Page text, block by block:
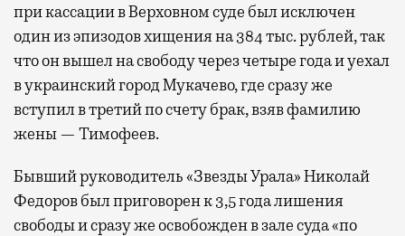
при кассации в Верховном суде был исключен
один из эпизодов хищения на 384 тыс. рублей, так
что он вышел на свободу через четыре года и уехал
в украинский город Мукачево, где сразу же
вступил в третий по счету брак, взяв фамилию
жены — Тимофеев.
Бывший руководитель «Звезды Урала» Николай
Федоров был приговорен к 3,5 года лишения
свободы и сразу же освобожден в зале суда «по